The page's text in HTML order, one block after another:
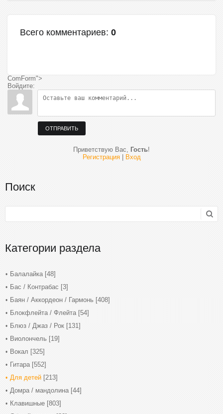
Всего комментариев: 0
ComForm">
Войдите:
ОТПРАВИТЬ
Приветствую Вас, Гость!
Регистрация| Вход
Поиск
Категории раздела
Балалайка [48]
Бас / Контрабас [3]
Баян / Аккордеон / Гармонь [408]
Блокфлейта / Флейта [54]
Блюз / Джаз / Рок [131]
Виолончель [19]
Вокал [325]
Гитара [552]
Для детей [213]
Домра / мандолина [44]
Клавишные [803]